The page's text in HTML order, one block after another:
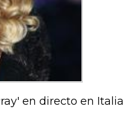
en directo en Italia